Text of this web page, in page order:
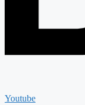
Youtube